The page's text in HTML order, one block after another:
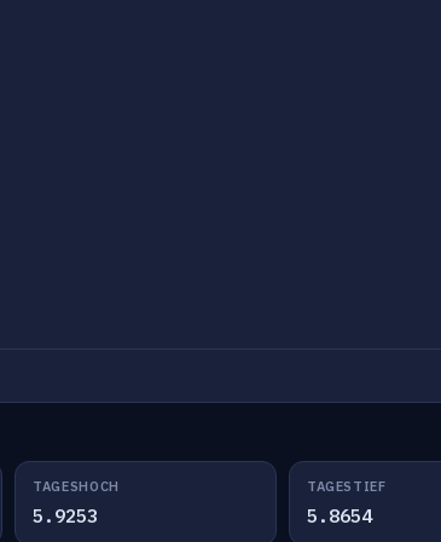
TAGESHOCH
5.9253
TAGESTIEF
5.8654